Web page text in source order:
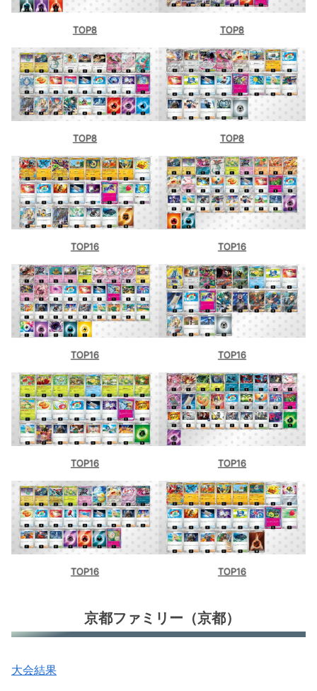
TOP8 TOP8
TOP8 TOP8
TOP16 TOP16
TOP16 TOP16
TOP16 TOP16
TOP16 TOP16
京都ファミリー（京都）
大会結果